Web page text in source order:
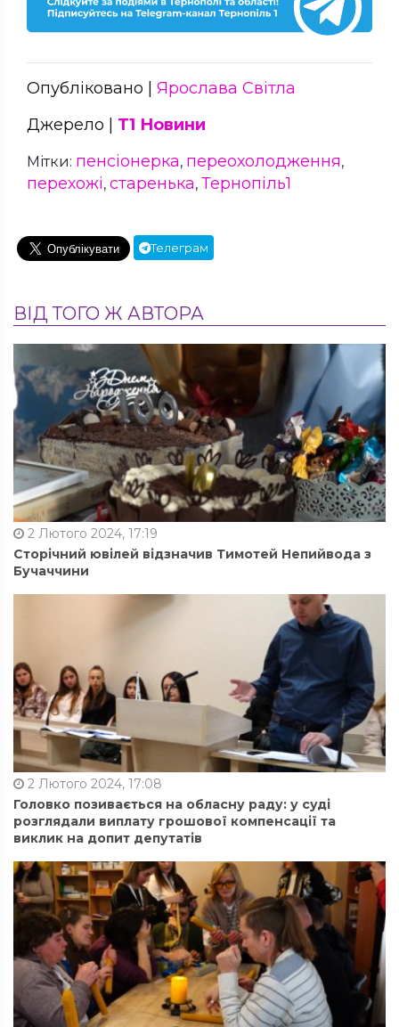
Опубліковано | Ярослава Світла
Джерело | Т1 Новини
Мітки: пенсіонерка, переохолодження,
перехожі, старенька, Тернопіль1
Телеграм
ВІД ТОГО Ж АВТОРА
2 Лютого 2024, 17:19
Сторічний ювілей відзначив Тимотей Непийвода з
Бучаччини
2 Лютого 2024, 17:08
Головко позивається на обласну раду: у суді
розглядали виплату грошової компенсації та
виклик на допит депутатів